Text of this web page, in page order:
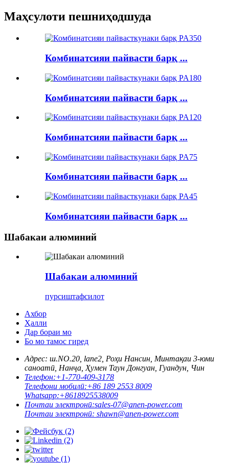
Маҳсулоти пешниҳодшуда
Комбинатсияи пайвасти барқ ​​...
Комбинатсияи пайвасти барқ ​​...
Комбинатсияи пайвасти барқ ​​...
Комбинатсияи пайвасти барқ ​​...
Комбинатсияи пайвасти барқ ​​...
Шабакаи алюминий
Шабакаи алюминий
пурсиштафсилот
Ахбор
Ҳалли
Дар бораи мо
Бо мо тамос гиред
Адрес: ш.NO.20, lane2, Роҳи Нансин, Минтақаи 3-юми
саноатӣ, Нанҷа, Ҳумен Таун Донгуан, Гуандун, Чин
Телефон:+1-770-409-3178
Телефони мобилӣ:+86 189 2553 8009
Whatsapp:+8618925538009
Почтаи электронӣ:sales-07@anen-power.com
Почтаи электронӣ: shawn@anen-power.com